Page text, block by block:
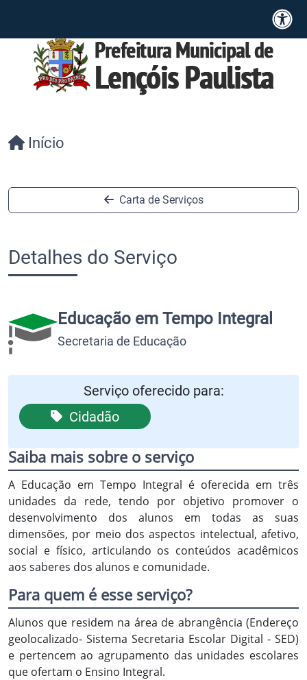
Início
Carta de Serviços
Detalhes do Serviço
Educação em Tempo Integral
Secretaria de Educação
Serviço oferecido para:
Cidadão
Saiba mais sobre o serviço
A Educação em Tempo Integral é oferecida em três
unidades da rede, tendo por objetivo promover o
desenvolvimento dos alunos em todas as suas
dimensões, por meio dos aspectos intelectual, afetivo,
social e físico, articulando os conteúdos acadêmicos
aos saberes dos alunos e comunidade.
Para quem é esse serviço?
Alunos que residem na área de abrangência (Endereço
geolocalizado- Sistema Secretaria Escolar Digital - SED)
e pertencem ao agrupamento das unidades escolares
que ofertam o Ensino Integral.